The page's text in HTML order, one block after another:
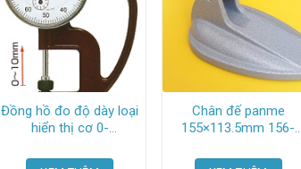
Đồng hồ đo độ dày loại
hiển thị cơ 0-
20.2mm throat G
Chân đế panme
155×113.5mm 156-